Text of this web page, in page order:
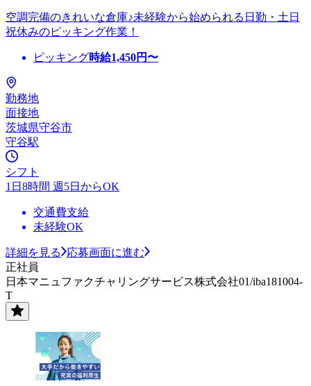
空調完備のきれいな倉庫♪未経験から始められる日勤・土日
祝休みのピッキング作業！
ピッキング時給1,450円〜
勤務地
面接地
茨城県守谷市
守谷駅
シフト
1日8時間 週5日からOK
交通費支給
未経験OK
詳細を見る
応募画面に進む
正社員
日本マニュファクチャリングサービス株式会社01/iba181004-
T